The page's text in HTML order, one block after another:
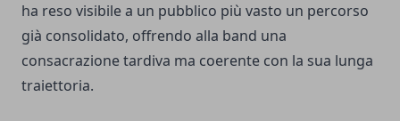
ha reso visibile a un pubblico più vasto un percorso
già consolidato, offrendo alla band una
consacrazione tardiva ma coerente con la sua lunga
traiettoria.